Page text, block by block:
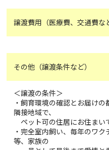
譲渡費用（医療費、交通費な
その他（譲渡条件など）
＜譲渡の条件＞
・飼育環境の確認とお届け
隣接地域で、
ペット可の住居にお住まい
・完全室内飼い、毎年のワ
等、家族の